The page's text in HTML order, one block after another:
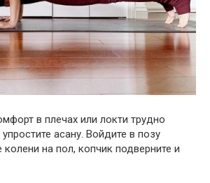
в плечах или локти трудно
асану. Войдите в позу
колени на пол, копчик подверните и